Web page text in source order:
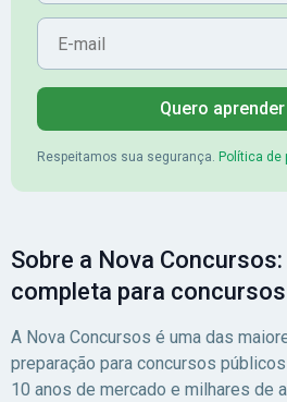
Banrisul.Charles Kelvin
Friske - Aprovado no
Banrisul
E-mail
Quero
Respeitamos sua segurança. Política de
Sobre a Nova
completa para
A Nova Concursos é uma das
preparação para concursos
10 anos de mercado e milhares de